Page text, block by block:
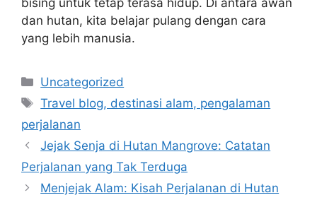
bising untuk tetap terasa hidup. Di antara awan
dan hutan, kita belajar pulang dengan cara
yang lebih manusia.
Categories
Uncategorized
Tags
Travel blog, destinasi alam, pengalaman
perjalanan
Jejak Senja di Hutan Mangrove: Catatan
Perjalanan yang Tak Terduga
Menjejak Alam: Kisah Perjalanan di Hutan